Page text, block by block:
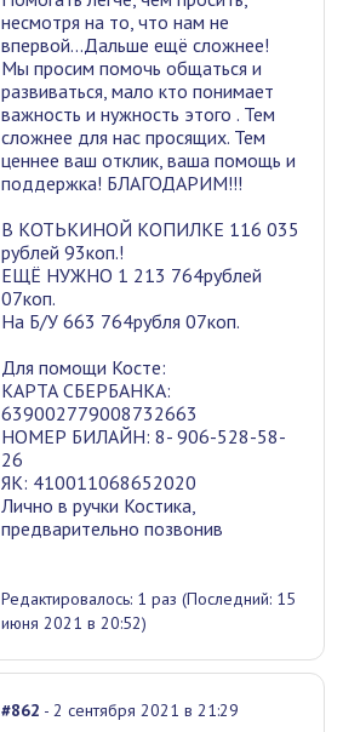
несмотря на то, что нам не
впервой...Дальше ещё сложнее!
Мы просим помочь общаться и
развиваться, мало кто понимает
важность и нужность этого . Тем
сложнее для нас просящих. Тем
ценнее ваш отклик, ваша помощь и
поддержка! БЛАГОДАРИМ!!!
В КОТЬКИНОЙ КОПИЛКЕ 116 035
рублей 93коп.!
ЕЩЁ НУЖНО 1 213 764рублей
07коп.
На Б/У 663 764рубля 07коп.
Для помощи Косте:
КАРТА СБЕРБАНКА:
639002779008732663
НОМЕР БИЛАЙН: 8- 906-528-58-
26
ЯК: 410011068652020
Лично в ручки Костика,
предварительно позвонив
Редактировалось: 1 раз (Последний: 15
июня 2021 в 20:52)
#862 - 2 сентября 2021 в 21:29